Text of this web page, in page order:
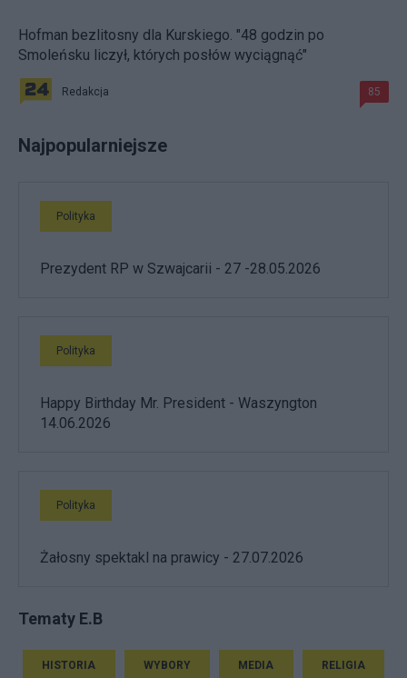
Hofman bezlitosny dla Kurskiego. "48 godzin po
Smoleńsku liczył, których posłów wyciągnąć"
Redakcja 85
Najpopularniejsze
Polityka
Prezydent RP w Szwajcarii - 27 -28.05.2026
Polityka
Happy Birthday Mr. President - Waszyngton
14.06.2026
Polityka
Żałosny spektakl na prawicy - 27.07.2026
Tematy E.B
HISTORIA WYBORY MEDIA RELIGIA